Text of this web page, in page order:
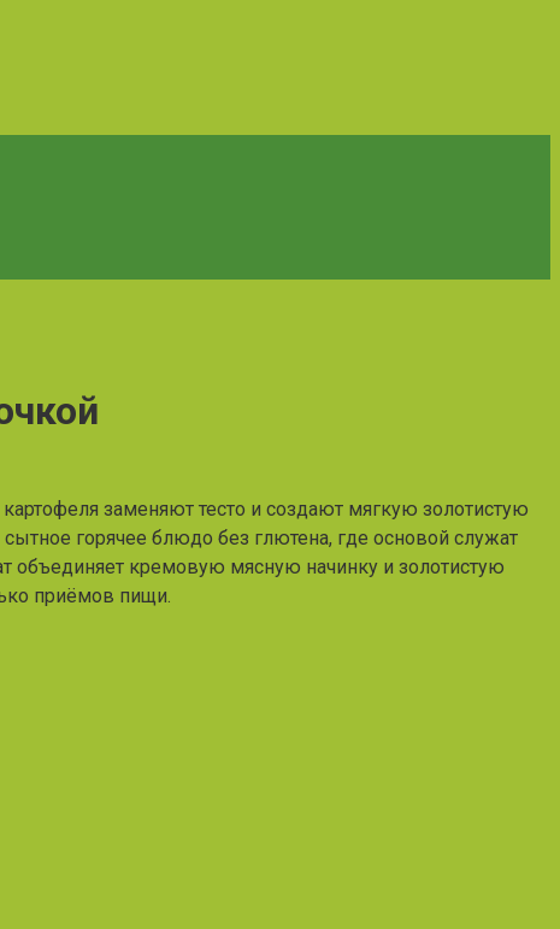
заменяют тесто и создают мягкую золотистую
горячее блюдо без глютена, где основой служат
объединяет кремовую мясную начинку и золотистую
приёмов пищи.